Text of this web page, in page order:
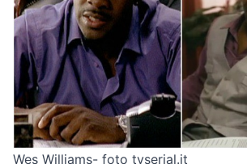
Wes Williams- foto tvserial.it